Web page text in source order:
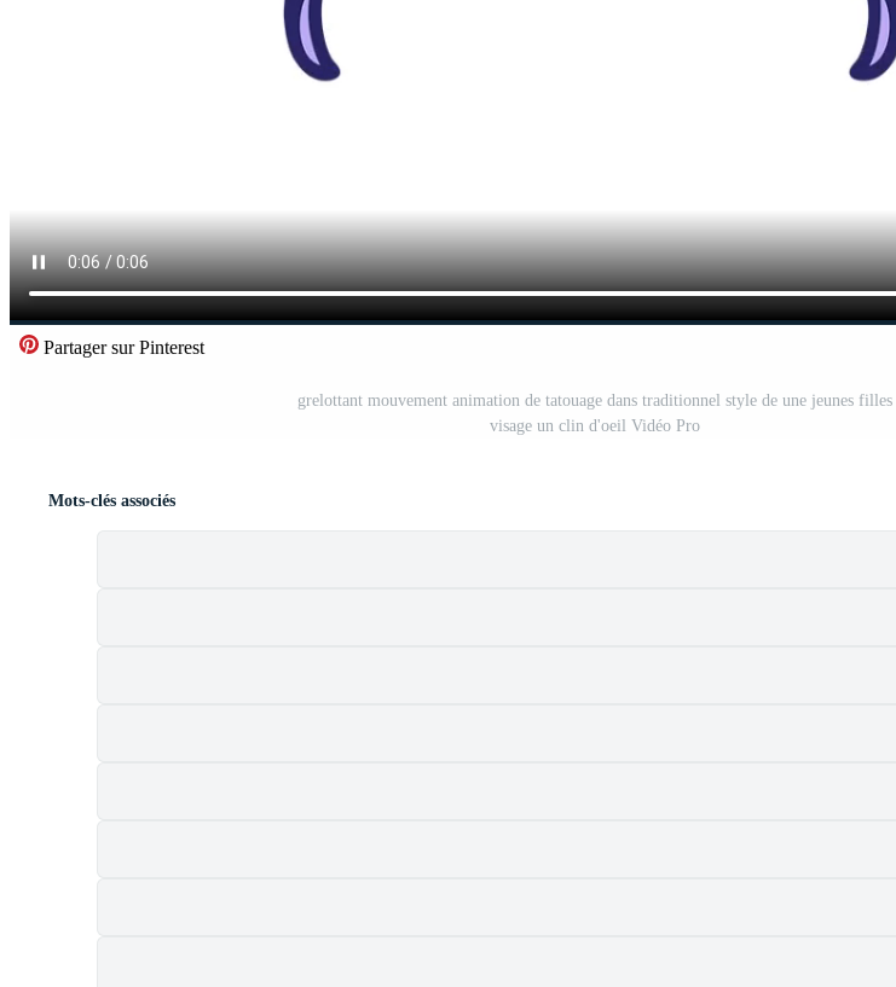
Partager sur Pinterest
grelottant mouvement animation de tatouage dans traditionnel style de une jeunes filles
visage un clin d'oeil Vidéo Pro
Mots-clés associés